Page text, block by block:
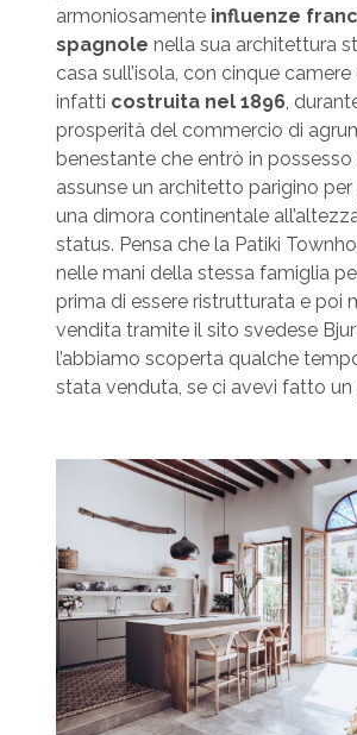
armoniosamenteinfluenze
spagnole nella sua architettura
casa sull’isola, con cinque
infatti costruita nel 1896,
prosperità del commercio di
benestante che entrò in possesso
assunse un architetto parigino
una dimora continentale
status. Pensa che la Patiki
nelle mani della stessa famiglia
prima di essere ristrutturata e poi
vendita tramite il sito svedese
l’abbiamo scoperta qualche
stata venduta, se ci avevi fatto un